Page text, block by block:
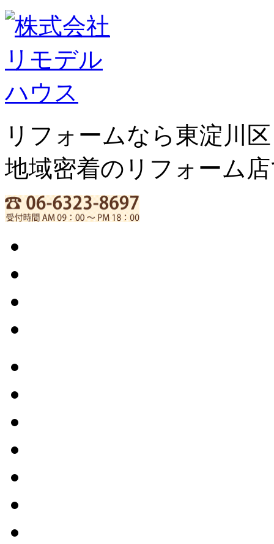
リフォームなら東淀
地域密着のリフォーム